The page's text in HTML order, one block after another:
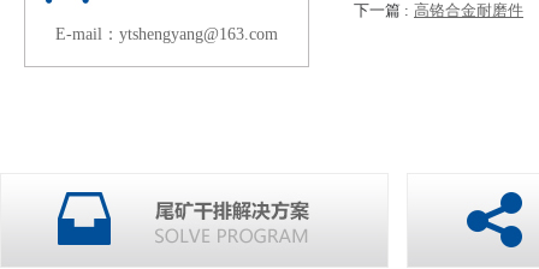
E-mail：ytshengyang@163.com
下一篇 : 高铬合金耐磨件